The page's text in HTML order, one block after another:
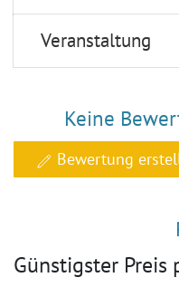
Veranstaltung
Keine
Bewertung
Günstigster Preis